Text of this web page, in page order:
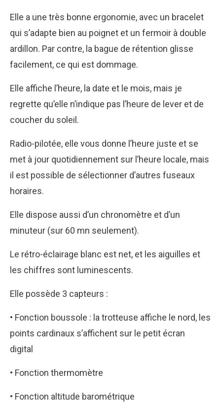
Elle a une très bonne ergonomie, avec un bracelet
qui s’adapte bien au poignet et un fermoir à double
ardillon. Par contre, la bague de rétention glisse
facilement, ce qui est dommage.
Elle affiche l’heure, la date et le mois, mais je
regrette qu’elle n’indique pas l’heure de lever et de
coucher du soleil.
Radio-pilotée, elle vous donne l’heure juste et se
met à jour quotidiennement sur l’heure locale, mais
il est possible de sélectionner d’autres fuseaux
horaires.
Elle dispose aussi d’un chronomètre et d’un
minuteur (sur 60 mn seulement).
Le rétro-éclairage blanc est net, et les aiguilles et
les chiffres sont luminescents.
Elle possède 3 capteurs :
• Fonction boussole : la trotteuse affiche le nord, les
points cardinaux s’affichent sur le petit écran
digital
• Fonction thermomètre
• Fonction altitude barométrique